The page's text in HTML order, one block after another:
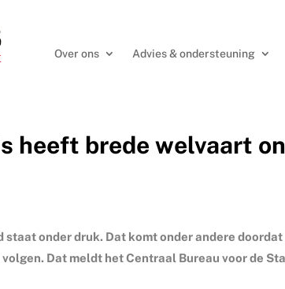
Over ons Advies & ondersteuning
heeft brede welvaart
staat onder druk. Dat komt onder andere
Dat meldt het Centraal Bureau voor de